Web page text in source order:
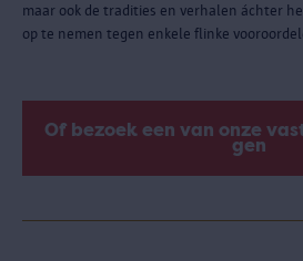
maar ook de tradities en verhalen áchter
op te nemen tegen enkele flinke
Of bezoek een van onze
gen